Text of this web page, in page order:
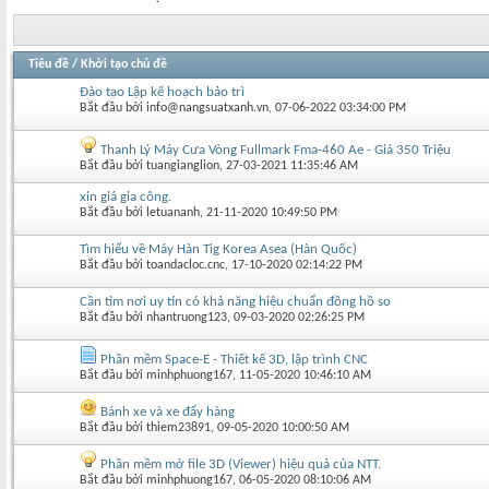
Tiêu đề / Khởi tạo chủ đề
Đào tạo Lập kế hoạch bảo trì
Bắt đầu bởi info@nangsuatxanh.vn‎, 07-06-2022 03:34:00 PM
Thanh Lý Máy Cưa Vòng Fullmark Fma-460 Ae - Giá 350 Triệu
Bắt đầu bởi tuangianglion‎, 27-03-2021 11:35:46 AM
xin giá gia công.
Bắt đầu bởi letuananh‎, 21-11-2020 10:49:50 PM
Tìm hiểu về Máy Hàn Tig Korea Asea (Hàn Quốc)
Bắt đầu bởi toandacloc.cnc‎, 17-10-2020 02:14:22 PM
Cần tìm nơi uy tín có khả năng hiệu chuẩn đồng hồ so
Bắt đầu bởi nhantruong123‎, 09-03-2020 02:26:25 PM
Phần mềm Space-E - Thiết kế 3D, lập trình CNC
Bắt đầu bởi minhphuong167‎, 11-05-2020 10:46:10 AM
Bánh xe và xe đẩy hàng
Bắt đầu bởi thiem23891‎, 09-05-2020 10:00:50 AM
Phần mềm mở file 3D (Viewer) hiệu quả của NTT.
Bắt đầu bởi minhphuong167‎, 06-05-2020 08:10:06 AM